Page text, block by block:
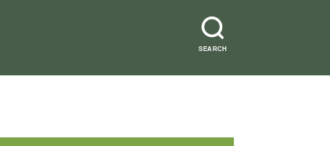
SEARCH